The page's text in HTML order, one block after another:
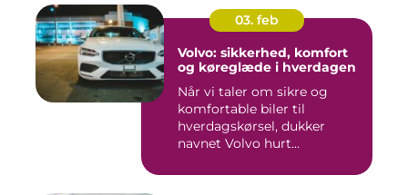
03. feb
Volvo: sikkerhed, komfort
og køreglæde i hverdagen
Når vi taler om sikre og
komfortable biler til
hverdagskørsel, dukker
navnet Volvo hurt...